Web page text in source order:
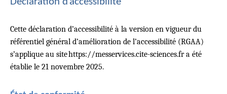
Cette déclaration d’accessibilité à la version en vigueur du
référentiel général d’amélioration de l’accessibilité (RGAA)
s’applique au site https://messervices.cite-sciences.fr a été
établie le 21 novembre 2025.